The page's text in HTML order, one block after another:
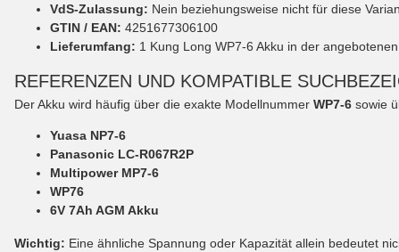
VdS-Zulassung: Nein beziehungsweise nicht für diese
GTIN / EAN: 4251677306100
Lieferumfang: 1 Kung Long WP7-6 Akku in der
REFERENZEN UND KOMPATIBLE
Der Akku wird häufig über die exakte Modellnummer WP7-6 sowie
Yuasa NP7-6
Panasonic LC-R067R2P
Multipower MP7-6
WP76
6V 7Ah AGM Akku
Wichtig: Eine ähnliche Spannung oder Kapazität allein bedeutet